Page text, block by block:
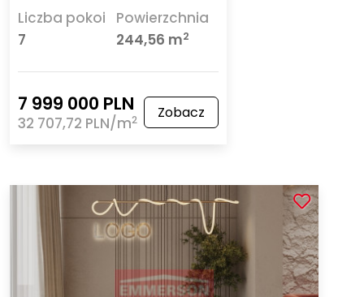
Liczba pokoi
7
Powierzchnia
244,56 m2
7 999 000 PLN
32 707,72 PLN/m2 Zobacz